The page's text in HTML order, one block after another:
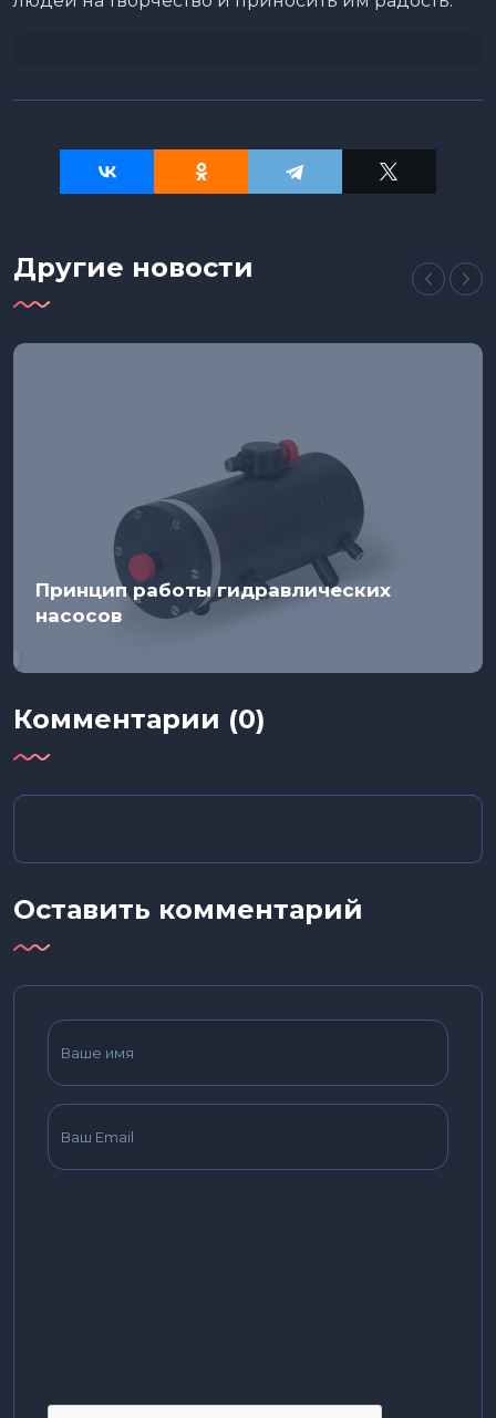
Другие новости
Принцип работы гидравлических
насосов
Комментарии (0)
Оставить комментарий